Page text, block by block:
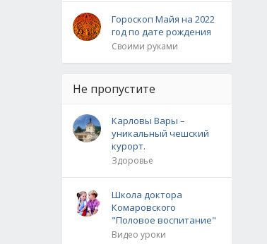
Гороскоп Майя на 2022
год по дате рождения
Своими руками
Не пропустите
Карловы Вары –
уникальный чешский
курорт.
Здоровье
Школа доктора
Комаровского
"Половое воспитание"
Видео уроки